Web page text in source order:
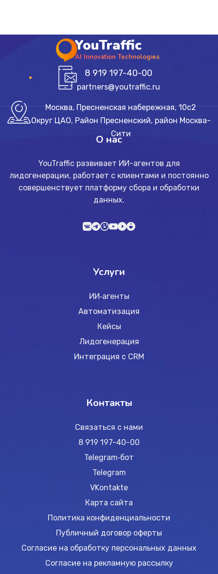
YouTraffic
AI Innovation Technologies
8 919 197-40-00
partners@youtraffic.ru
Москва, Пресненская набережная, 10с2
Округ ЦАО, Район Пресненский, район Москва-
Сити
О нас
YouTraffic развивает ИИ-агентов для
лидогенерации, работает с клиентами и постоянно
совершенствует платформу сбора и обработки
данных.
Услуги
ИИ‑агенты
Автоматизация
Кейсы
Лидогенерация
Интеграция с CRM
Контакты
Связаться с нами
8 919 197-40-00
Telegram‑бот
Telegram
VKontakte
Карта сайта
Политика конфиденциальности
Публичный договор оферты
Согласие на обработку персональных данных
Согласие на рекламную рассылку